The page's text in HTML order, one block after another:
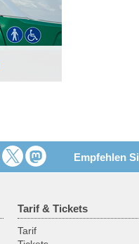
Empfehlen
Tarif & Tickets
Tarif